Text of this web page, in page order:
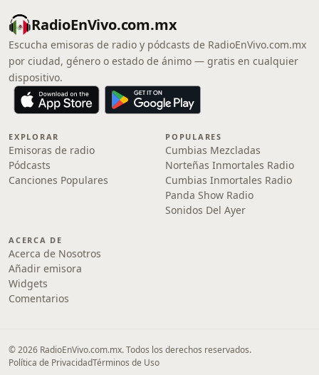
RadioEnVivo.com.mx
Escucha emisoras de radio y pódcasts de RadioEnVivo.com.mx
por ciudad, género o estado de ánimo — gratis en cualquier
dispositivo.
EXPLORAR
Emisoras de radio
Pódcasts
Canciones Populares
POPULARES
Cumbias Mezcladas
Norteñas Inmortales Radio
Cumbias Inmortales Radio
Panda Show Radio
Sonidos Del Ayer
ACERCA DE
Acerca de Nosotros
Añadir emisora
Widgets
Comentarios
© 2026 RadioEnVivo.com.mx. Todos los derechos reservados.
Política de PrivacidadTérminos de Uso